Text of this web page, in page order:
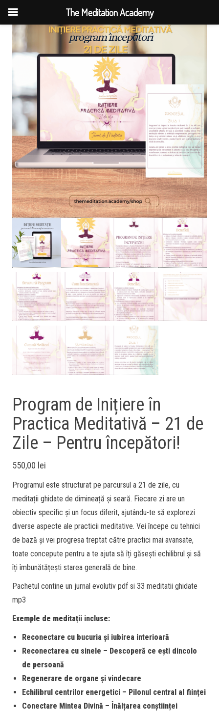
Program de Inițiere în
Practica Meditativă – 21 de
Zile – Pentru începători!
550,00 lei
Programul este structurat pe parcursul a 21 de zile, cu
meditații ghidate de dimineață și seară. Fiecare zi are un
obiectiv specific și un focus diferit, ajutându-te să explorezi
diverse aspecte ale practicii meditative. Vei începe cu tehnici
de bază și vei progresa treptat către practici mai avansate,
toate concepute pentru a te ajuta să îți găsești echilibrul și să
îți îmbunătățești starea generală de bine.
Pachetul contine un jurnal evolutiv pdf si 33 meditatii ghidate
mp3
Exemple de meditații incluse:
Reconectare cu bucuria și iubirea interioară
Reconectarea cu sinele – Descoperă ce ești dincolo
de persoană
Regenerare de organe și vindecare
Echilibrul centrilor energetici – Pilonul central al ființei
Conectare Mintea Divină – Înălțarea conștiinței
The Meditation Academy